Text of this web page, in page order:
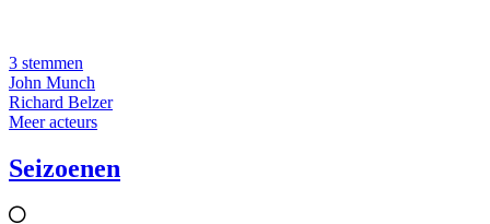
3 stemmen
John Munch
Richard Belzer
Meer acteurs
Seizoenen